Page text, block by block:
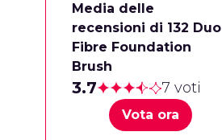
Media delle
recensioni di 132 Duo
Fibre Foundation
Brush
3.7 7 voti
Vota ora